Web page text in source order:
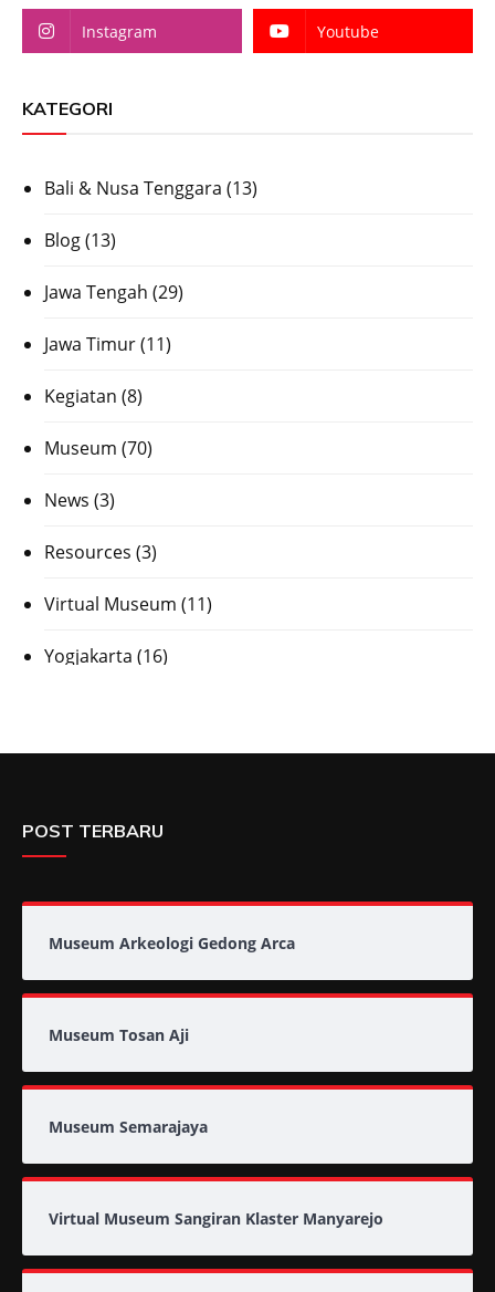
Instagram Youtube
KATEGORI
Bali & Nusa Tenggara (13)
Blog(13)
Jawa Tengah (29)
Jawa Timur(11)
Kegiatan (8)
Museum (70)
News (3)
Resources (3)
Virtual Museum (11)
Yogjakarta (16)
POST TERBARU
Museum Arkeologi Gedong Arca
Museum Tosan Aji
Museum Semarajaya
Virtual Museum Sangiran Klaster Manyarejo